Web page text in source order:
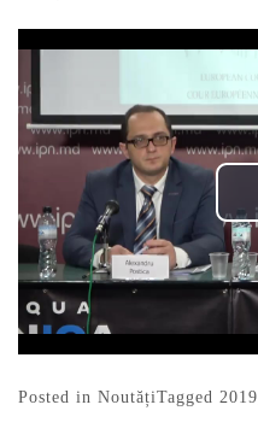
Posted in NoutățiTagged 2019